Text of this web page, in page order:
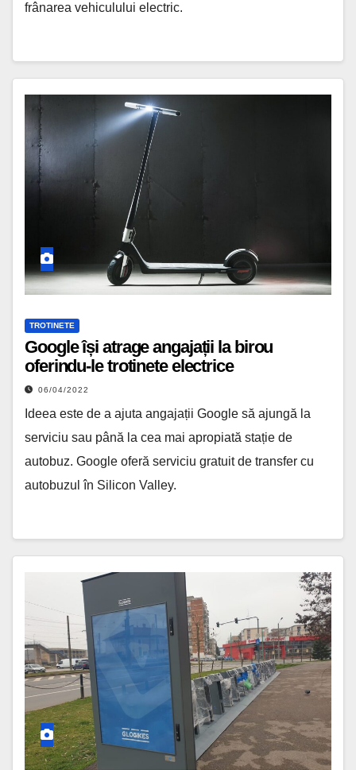
frânarea vehiculului electric.
TROTINETE
Google își atrage angajații la birou
oferindu-le trotinete electrice
06/04/2022
Ideea este de a ajuta angajații Google să ajungă la
serviciu sau până la cea mai apropiată stație de
autobuz. Google oferă serviciu gratuit de transfer cu
autobuzul în Silicon Valley.